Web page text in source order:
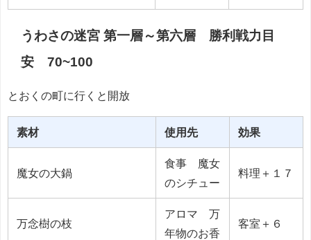
うわさの迷宮 第一層～第六層 勝利戦力目
安 70~100
とおくの町に行くと開放
素材 使用先 効果
魔女の大鍋
食事 魔女
のシチュー
料理＋１７
万念樹の枝
アロマ 万
年物のお香
客室＋６